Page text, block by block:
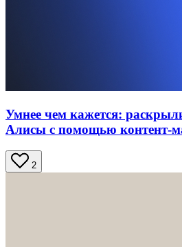
Умнее чем кажется:
Алисы с помощью контент-
2